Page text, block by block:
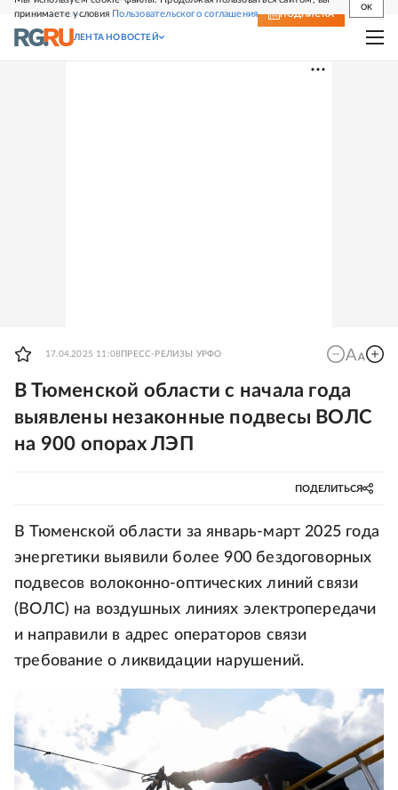
принимаете условия Пользовательского соглашения
OK
СВЕЖИЙ НОМЕР ПОДПИСКА
ЛЕНТА НОВОСТЕЙ
17.04.2025 11:08 ПРЕСС-РЕЛИЗЫ УРФО
В Тюменской области с начала года
выявлены незаконные подвесы ВОЛС
на 900 опорах ЛЭП
ПОДЕЛИТЬСЯ
В Тюменской области за январь-март 2025 года
энергетики выявили более 900 бездоговорных
подвесов волоконно-оптических линий связи
(ВОЛС) на воздушных линиях электропередачи
и направили в адрес операторов связи
требование о ликвидации нарушений.